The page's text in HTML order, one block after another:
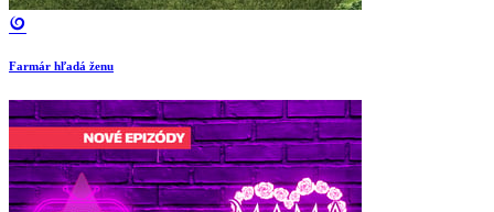
Farmár hľadá ženu